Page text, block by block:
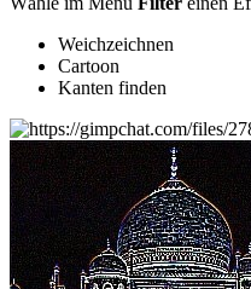
Weichzeichnen
Cartoon
Kanten finden